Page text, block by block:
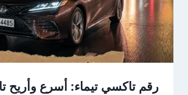
رقم تاكسي تيماء: أسرع